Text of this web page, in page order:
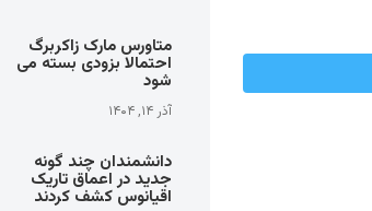
متاورس مارک زاکربرگ
احتمالا بزودی بسته می
شود
آذر ۱۴, ۱۴۰۴
دانشمندان چند گونه
جدید در اعماق تاریک
اقیانوس کشف کردند